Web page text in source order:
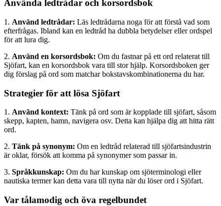
Använda ledtrådar och korsordsbok
1. Använd ledtrådar: Läs ledtrådarna noga för att förstå vad som
efterfrågas. Ibland kan en ledtråd ha dubbla betydelser eller ordspel
för att lura dig.
2. Använd en korsordsbok: Om du fastnar på ett ord relaterat till
Sjöfart, kan en korsordsbok vara till stor hjälp. Korsordsboken ger
dig förslag på ord som matchar bokstavskombinationerna du har.
Strategier för att lösa Sjöfart
1. Använd kontext: Tänk på ord som är kopplade till sjöfart, såsom
skepp, kapten, hamn, navigera osv. Detta kan hjälpa dig att hitta rätt
ord.
2. Tänk på synonym: Om en ledtråd relaterad till sjöfartsindustrin
är oklar, försök att komma på synonymer som passar in.
3. Språkkunskap: Om du har kunskap om sjöterminologi eller
nautiska termer kan detta vara till nytta när du löser ord i Sjöfart.
Var tålamodig och öva regelbundet